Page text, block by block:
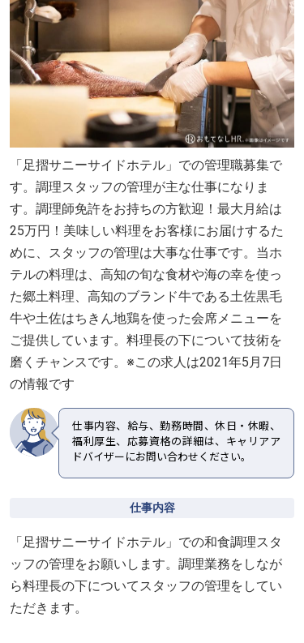
「足摺サニーサイドホテル」での管理職募集で
す。調理スタッフの管理が主な仕事になりま
す。調理師免許をお持ちの方歓迎！最大月給は
25万円！美味しい料理をお客様にお届けするた
めに、スタッフの管理は大事な仕事です。当ホ
テルの料理は、高知の旬な食材や海の幸を使っ
た郷土料理、高知のブランド牛である土佐黒毛
牛や土佐はちきん地鶏を使った会席メニューを
ご提供しています。料理長の下について技術を
磨くチャンスです。※この求人は2021年5月7日
の情報です
仕事内容、給与、勤務時間、休日・休暇、
福利厚生、応募資格の詳細は、キャリアア
ドバイザーにお問い合わせください。
仕事内容
「足摺サニーサイドホテル」での和食調理スタ
ッフの管理をお願いします。調理業務をしなが
ら料理長の下についてスタッフの管理をしてい
ただきます。